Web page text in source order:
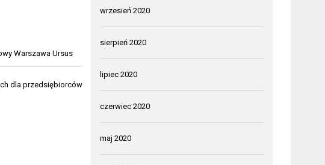
Warszawa Ursus
dla przedsiębiorców
wrzesień 2020
sierpień 2020
lipiec 2020
czerwiec 2020
maj 2020